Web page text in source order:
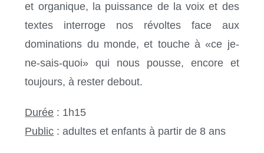
et organique, la puissance de la voix et des
textes interroge nos révoltes face aux
dominations du monde, et touche à «ce je-
ne-sais-quoi» qui nous pousse, encore et
toujours, à rester debout.
Durée : 1h15
Public : adultes et enfants à partir de 8 ans